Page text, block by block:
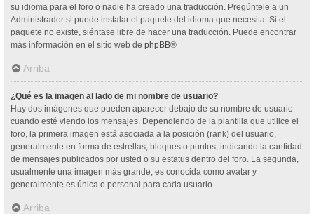
su idioma para el foro o nadie ha creado una traducción. Pregúntele a un
Administrador si puede instalar el paquete del idioma que necesita. Si el
paquete no existe, siéntase libre de hacer una traducción. Puede encontrar
más información en el sitio web de phpBB®
Arriba
¿Qué es la imagen al lado de mi nombre de usuario?
Hay dos imágenes que pueden aparecer debajo de su nombre de usuario
cuando esté viendo los mensajes. Dependiendo de la plantilla que utilice el
foro, la primera imagen está asociada a la posición (rank) del usuario,
generalmente en forma de estrellas, bloques o puntos, indicando la cantidad
de mensajes publicados por usted o su estatus dentro del foro. La segunda,
usualmente una imagen más grande, es conocida como avatar y
generalmente es única o personal para cada usuario.
Arriba